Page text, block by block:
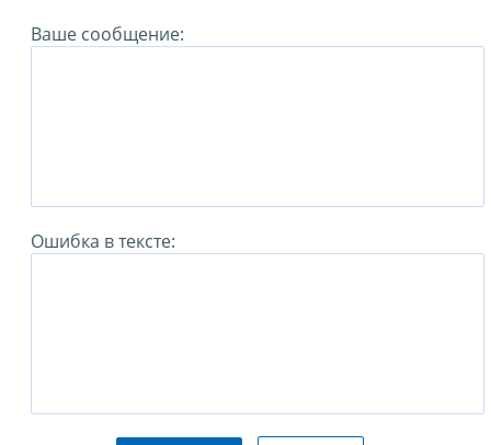
Ваше сообщение:
Ошибка в тексте: